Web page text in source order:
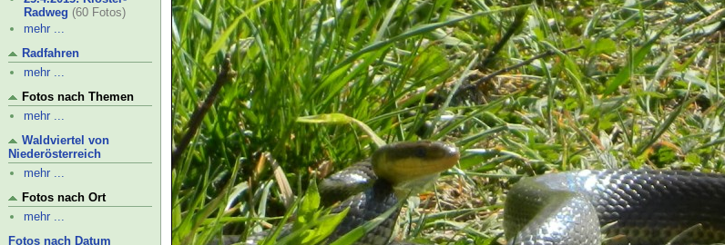
Radweg (60 Fotos)
mehr ...
Radfahren
mehr ...
Fotos nach Themen
mehr ...
Waldviertel von
Niederösterreich
mehr ...
Fotos nach Ort
mehr ...
Fotos nach Datum